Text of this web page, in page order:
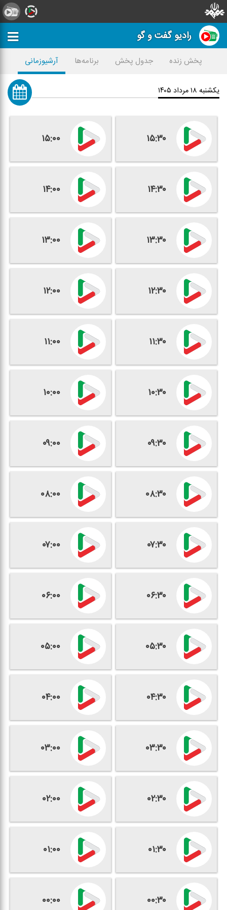
رادیو گفت و گو
پخش زنده جدول پخش برنامه‌ها آرشیوزمانی
یکشنبه ۱۸ مرداد ۱۴۰۵
۱۵:۳۰ ۱۵:۰۰
۱۴:۳۰ ۱۴:۰۰
۱۳:۳۰ ۱۳:۰۰
۱۲:۳۰ ۱۲:۰۰
۱۱:۳۰ ۱۱:۰۰
۱۰:۳۰ ۱۰:۰۰
۰۹:۳۰ ۰۹:۰۰
۰۸:۳۰ ۰۸:۰۰
۰۷:۳۰ ۰۷:۰۰
۰۶:۳۰ ۰۶:۰۰
۰۵:۳۰ ۰۵:۰۰
۰۴:۳۰ ۰۴:۰۰
۰۳:۳۰ ۰۳:۰۰
۰۲:۳۰ ۰۲:۰۰
۰۱:۳۰ ۰۱:۰۰
۰۰:۳۰ ۰۰:۰۰